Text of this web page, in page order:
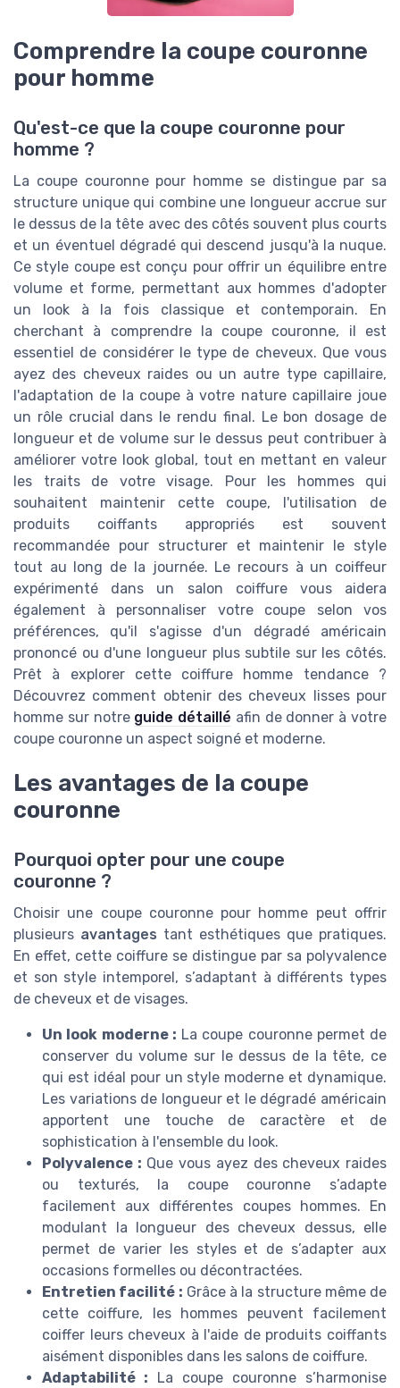
Comprendre la coupe couronne
pour homme
Qu'est-ce que la coupe couronne pour
homme ?
La coupe couronne pour homme se distingue par sa
structure unique qui combine une longueur accrue sur
le dessus de la tête avec des côtés souvent plus courts
et un éventuel dégradé qui descend jusqu'à la nuque.
Ce style coupe est conçu pour offrir un équilibre entre
volume et forme, permettant aux hommes d'adopter
un look à la fois classique et contemporain. En
cherchant à comprendre la coupe couronne, il est
essentiel de considérer le type de cheveux. Que vous
ayez des cheveux raides ou un autre type capillaire,
l'adaptation de la coupe à votre nature capillaire joue
un rôle crucial dans le rendu final. Le bon dosage de
longueur et de volume sur le dessus peut contribuer à
améliorer votre look global, tout en mettant en valeur
les traits de votre visage. Pour les hommes qui
souhaitent maintenir cette coupe, l'utilisation de
produits coiffants appropriés est souvent
recommandée pour structurer et maintenir le style
tout au long de la journée. Le recours à un coiffeur
expérimenté dans un salon coiffure vous aidera
également à personnaliser votre coupe selon vos
préférences, qu'il s'agisse d'un dégradé américain
prononcé ou d'une longueur plus subtile sur les côtés.
Prêt à explorer cette coiffure homme tendance ?
Découvrez comment obtenir des cheveux lisses pour
homme sur notre guide détaillé afin de donner à votre
coupe couronne un aspect soigné et moderne.
Les avantages de la coupe
couronne
Pourquoi opter pour une coupe
couronne ?
Choisir une coupe couronne pour homme peut offrir
plusieurs avantages tant esthétiques que pratiques.
En effet, cette coiffure se distingue par sa polyvalence
et son style intemporel, s’adaptant à différents types
de cheveux et de visages.
Un look moderne : La coupe couronne permet de
conserver duvolume sur le dessus de la tête, ce
qui est idéal pour un style moderne et dynamique.
Les variations de longueur et le dégradé américain
apportent une touche de caractère et de
sophistication à l'ensemble du look.
Polyvalence : Que vous ayez des cheveux raides
ou texturés, la coupe couronne s’adapte
facilement aux différentes coupes hommes. En
modulant la
longueur des cheveux dessus, elle
permet de varier les styles et de s’adapter aux
occasions formelles ou décontractées.
Entretien facilité : Grâce à la structure même de
cette coiffure, les hommes peuvent facilement
coiffer leurs cheveux à l'aide de produits coiffants
aisément disponibles dans les salons de coiffure.
Adaptabilité : La coupe couronne s’harmonise